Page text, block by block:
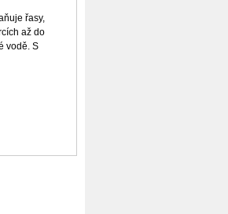
řasy,
až do
vodě. S